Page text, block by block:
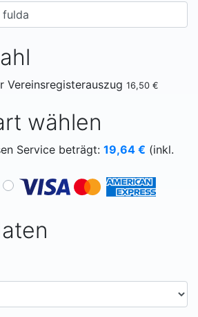
Vereinsregisterauszug 16,50 €
wählen
Service beträgt: 19,64 € (inkl.